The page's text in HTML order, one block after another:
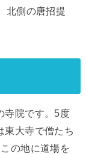
北側の唐招提
寺院です。5度
東大寺で僧たち
の地に道場を